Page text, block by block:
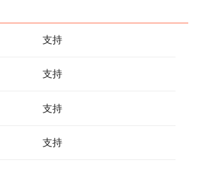
支持
支持
支持
支持